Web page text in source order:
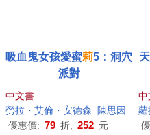
吸血鬼女孩愛蜜莉5：洞穴
派對
中文書
勞拉・艾倫・安德森
陳思因
優惠價: 79 折, 252 元
中
蘿